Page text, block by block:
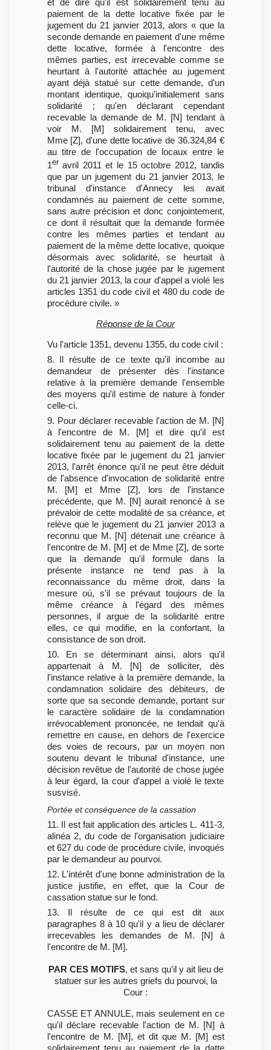
paiement de la dette locative fixée par le
jugement du 21 janvier 2013, alors « que la
seconde demande en paiement d'une même
dette locative, formée à l'encontre des
mêmes parties, est irrecevable comme se
heurtant à l'autorité attachée au jugement
ayant déjà statué sur cette demande, d'un
montant identique, quoiqu'initialement sans
solidarité ; qu'en déclarant cependant
recevable la demande de M. [N] tendant à
voir M. [M] solidairement tenu, avec
Mme [Z], d'une dette locative de 36.324,84 €
au titre de l'occupation de locaux entre le
1er avril 2011 et le 15 octobre 2012, tandis
que par un jugement du 21 janvier 2013, le
tribunal d'instance d'Annecy les avait
condamnés au paiement de cette somme,
sans autre précision et donc conjointement,
ce dont il résultait que la demande formée
contre les mêmes parties et tendant au
paiement de la même dette locative, quoique
désormais avec solidarité, se heurtait à
l'autorité de la chose jugée par le jugement
du 21 janvier 2013, la cour d'appel a violé les
articles 1351 du code civil et 480 du code de
procédure civile. »
Réponse de la Cour
Vu l'article 1351, devenu 1355, du code civil :
8. Il résulte de ce texte qu'il incombe au
demandeur de présenter dès l'instance
relative à la première demande l'ensemble
des moyens qu'il estime de nature à fonder
celle-ci.
9. Pour déclarer recevable l'action de M. [N]
à l'encontre de M. [M] et dire qu'il est
solidairement tenu au paiement de la dette
locative fixée par le jugement du 21 janvier
2013, l'arrêt énonce qu'il ne peut être déduit
de l'absence d'invocation de solidarité entre
M. [M] et Mme [Z], lors de l'instance
précédente, que M. [N] aurait renoncé à se
prévaloir de cette modalité de sa créance, et
relève que le jugement du 21 janvier 2013 a
reconnu que M. [N] détenait une créance à
l'encontre de M. [M] et de Mme [Z], de sorte
que la demande qu'il formule dans la
présente instance ne tend pas à la
reconnaissance du même droit, dans la
mesure où, s'il se prévaut toujours de la
même créance à l'égard des mêmes
personnes, il argue de la solidarité entre
elles, ce qui modifie, en la confortant, la
consistance de son droit.
10. En se déterminant ainsi, alors qu'il
appartenait à M. [N] de solliciter, dès
l'instance relative à la première demande, la
condamnation solidaire des débiteurs, de
sorte que sa seconde demande, portant sur
le caractère solidaire de la condamnation
irrévocablement prononcée, ne tendait qu'à
remettre en cause, en dehors de l'exercice
des voies de recours, par un moyen non
soutenu devant le tribunal d'instance, une
décision revêtue de l'autorité de chose jugée
à leur égard, la cour d'appel a violé le texte
susvisé.
Portée et conséquence de la cassation
11. Il est fait application des articles L. 411-3,
alinéa 2, du code de l'organisation judiciaire
et 627 du code de procédure civile, invoqués
par le demandeur au pourvoi.
12. L'intérêt d'une bonne administration de la
justice justifie, en effet, que la Cour de
cassation statue sur le fond.
13. Il résulte de ce qui est dit aux
paragraphes 8 à 10 qu'il y a lieu de déclarer
irrecevables les demandes de M. [N] à
l'encontre de M. [M].
PAR CES MOTIFS, et sans qu'il y ait lieu de
statuer sur les autres griefs du pourvoi, la
Cour :
CASSE ET ANNULE, mais seulement en ce
qu'il déclare recevable l'action de M. [N] à
l'encontre de M. [M], et dit que M. [M] est
solidairement tenu au paiement de la datte